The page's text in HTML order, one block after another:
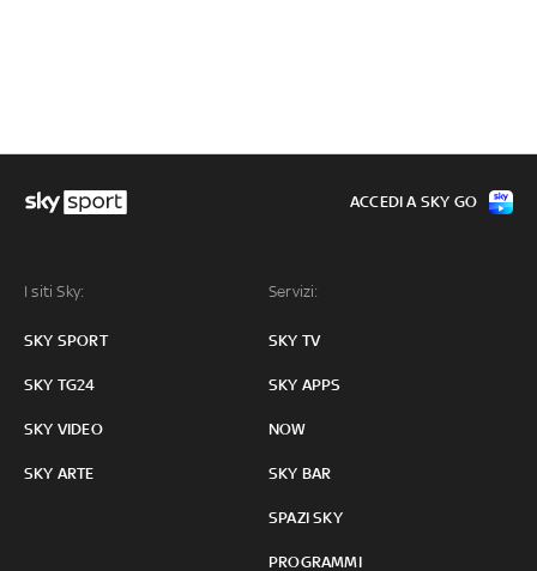
I siti Sky:
SKY SPORT
SKY TG24
SKY VIDEO
SKY ARTE
Servizi:
SKY TV
SKY APPS
NOW
SKY BAR
SPAZI SKY
PROGRAMMI
ACCEDI A SKY GO